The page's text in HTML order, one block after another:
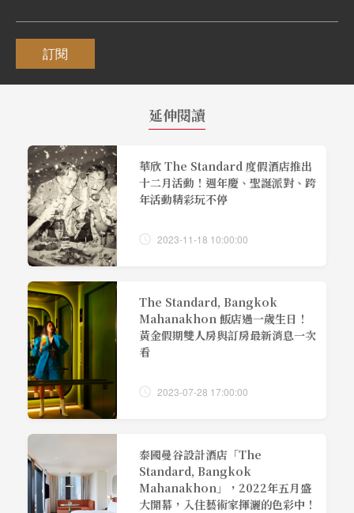
訂閱
延伸閱讀
華欣 The Standard 度假酒店推出
十二月活動！週年慶、聖誕派對、跨
年活動精彩玩不停
2023-11-18 10:00:00
The Standard, Bangkok
Mahanakhon 飯店過一歲生日！
黃金假期雙人房與訂房最新消息一次
看
2023-07-28 17:00:00
泰國曼谷設計酒店「The
Standard, Bangkok
Mahanakhon」，2022年五月盛
大開幕，入住藝術家揮灑的色彩中！